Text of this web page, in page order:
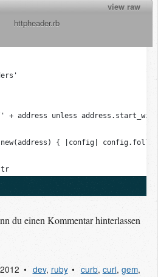
+ address unless
{ |config|
view raw
du einen Kommentar hinterlassen
dev, ruby curb, curl, gem,